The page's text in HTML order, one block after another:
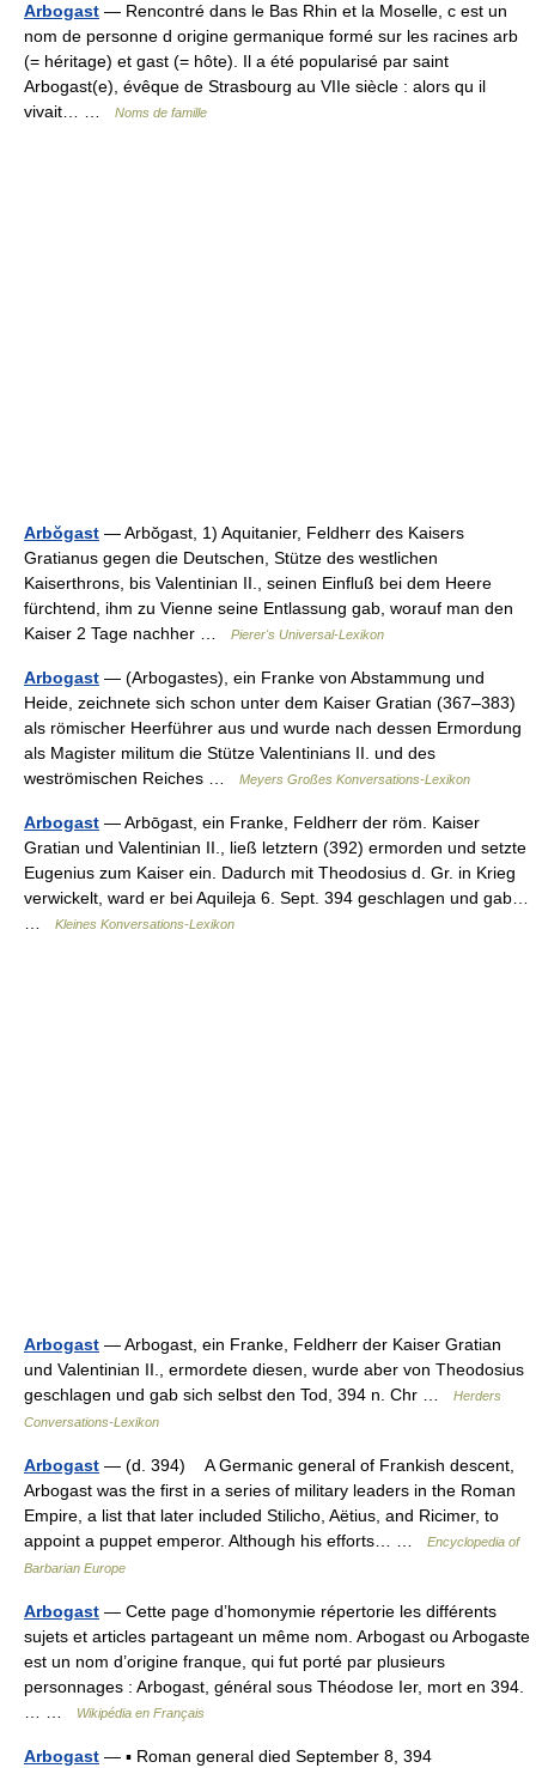
Arbogast — Rencontré dans le Bas Rhin et la Moselle, c est un
nom de personne d origine germanique formé sur les racines arb
(= héritage) et gast (= hôte). Il a été popularisé par saint
Arbogast(e), évêque de Strasbourg au VIIe siècle : alors qu il
vivait… …
Noms de famille
Arbŏgast — Arbŏgast, 1) Aquitanier, Feldherr des Kaisers
Gratianus gegen die Deutschen, Stütze des westlichen
Kaiserthrons, bis Valentinian II., seinen Einfluß bei dem Heere
fürchtend, ihm zu Vienne seine Entlassung gab, worauf man den
Kaiser 2 Tage nachher …
Pierer's Universal-Lexikon
Arbogast — (Arbogastes), ein Franke von Abstammung und
Heide, zeichnete sich schon unter dem Kaiser Gratian (367–383)
als römischer Heerführer aus und wurde nach dessen Ermordung
als Magister militum die Stütze Valentinians II. und des
weströmischen Reiches …
Meyers Großes Konversations-Lexikon
Arbogast — Arbōgast, ein Franke, Feldherr der röm. Kaiser
Gratian und Valentinian II., ließ letztern (392) ermorden und setzte
Eugenius zum Kaiser ein. Dadurch mit Theodosius d. Gr. in Krieg
verwickelt, ward er bei Aquileja 6. Sept. 394 geschlagen und gab…
Kleines Konversations-Lexikon
Arbogast — Arbogast, ein Franke, Feldherr der Kaiser Gratian
und Valentinian II., ermordete diesen, wurde aber von Theodosius
geschlagen und gab sich selbst den Tod, 394 n. Chr …
Herders
Conversations-Lexikon
Arbogast — (d. 394) A Germanic general of Frankish descent,
Arbogast was the first in a series of military leaders in the Roman
Empire, a list that later included Stilicho, Aëtius, and Ricimer, to
appoint a puppet emperor. Although his efforts… …
Encyclopedia of
Barbarian Europe
Arbogast — Cette page d’homonymie répertorie les différents
sujets et articles partageant un même nom. Arbogast ou Arbogaste
est un nom d’origine franque, qui fut porté par plusieurs
personnages : Arbogast, général sous Théodose Ier, mort en 394.
Wikipédia en Français
Arbogast — ▪ Roman general died September 8, 394